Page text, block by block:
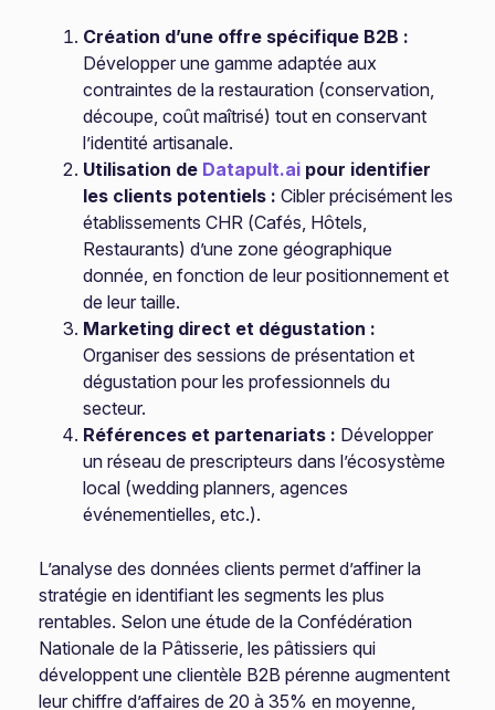
Création d’une offre spécifique B2B :
Développer une gamme adaptée aux
contraintes de la restauration (conservation,
découpe, coût maîtrisé) tout en conservant
l’identité artisanale.
Utilisation de Datapult.ai pour identifier
les clients potentiels : Cibler précisément les
établissements CHR (Cafés, Hôtels,
Restaurants) d’une zone géographique
donnée, en fonction de leur positionnement et
de leur taille.
Marketing direct et dégustation :
Organiser des sessions de présentation et
dégustation pour les professionnels du
secteur.
Références et partenariats : Développer
un réseau de prescripteurs dans l’écosystème
local (wedding planners, agences
événementielles, etc.).
L’analyse des données clients permet d’affiner la
stratégie en identifiant les segments les plus
rentables. Selon une étude de la Confédération
Nationale de la Pâtisserie, les pâtissiers qui
développent une clientèle B2B pérenne augmentent
leur chiffre d’affaires de 20 à 35% en moyenne,